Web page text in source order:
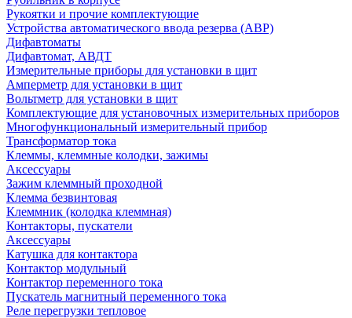
Рукоятки и прочие комплектующие
Устройства автоматического ввода резерва (АВР)
Дифавтоматы
Дифавтомат, АВДТ
Измерительные приборы для установки в щит
Амперметр для установки в щит
Вольтметр для установки в щит
Комплектующие для установочных измерительных приборов
Многофункциональный измерительный прибор
Трансформатор тока
Клеммы, клеммные колодки, зажимы
Аксессуары
Зажим клеммный проходной
Клемма безвинтовая
Клеммник (колодка клеммная)
Контакторы, пускатели
Аксессуары
Катушка для контактора
Контактор модульный
Контактор переменного тока
Пускатель магнитный переменного тока
Реле перегрузки тепловое